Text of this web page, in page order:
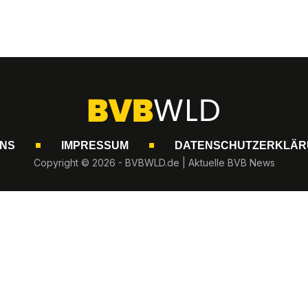
IMPRESSUM
Copyright © 2026 - BVBWLD.de | Aktuelle BVB News